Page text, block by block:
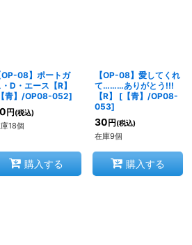
OP-08】ポートガ
D・エース【R】
青】/OP08-052]
円 (税込)
18個
購入する
【OP-08】愛してくれ
て………ありがとう!!!
【R】
[【青】/OP08-
053]
30 円 (税込)
在庫9個
購入する